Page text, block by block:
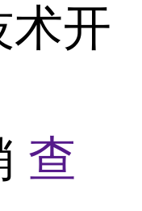
术开
查